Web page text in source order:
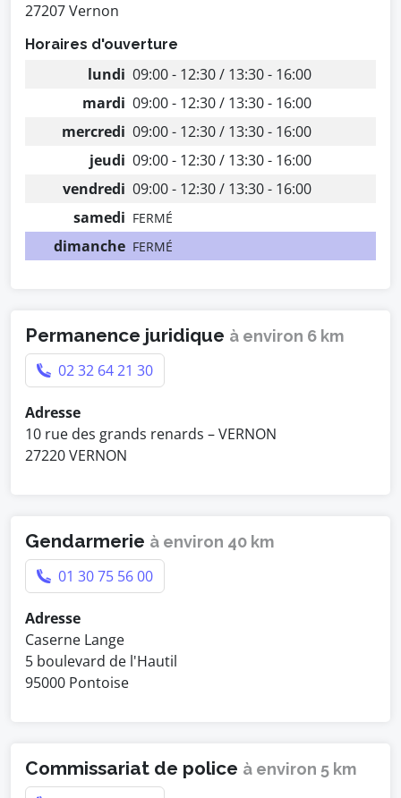
27207 Vernon
Horaires d'ouverture
lundi 09:00 - 12:30 / 13:30 - 16:00
mardi 09:00 - 12:30 / 13:30 - 16:00
mercredi 09:00 - 12:30 / 13:30 - 16:00
jeudi 09:00 - 12:30 / 13:30 - 16:00
vendredi 09:00 - 12:30 / 13:30 - 16:00
samedi FERMÉ
dimanche FERMÉ
Permanence juridique à environ 6 km
02 32 64 21 30
Adresse
10 rue des grands renards – VERNON
27220 VERNON
Gendarmerie à environ 40 km
01 30 75 56 00
Adresse
Caserne Lange
5 boulevard de l'Hautil
95000 Pontoise
Commissariat de police à environ 5 km